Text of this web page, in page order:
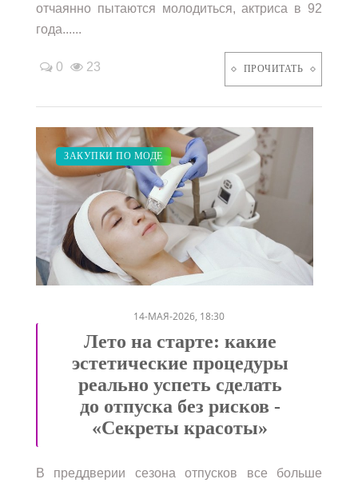
отчаянно пытаются молодиться, актриса в 92
года......
0 23 ПРОЧИТАТЬ
КРАСОТА
/
ЗАКУПКИ ПО МОДЕ
14-МАЯ-2026, 18:30
Лето на старте: какие
эстетические процедуры
реально успеть сделать
до отпуска без рисков -
«Секреты красоты»
В преддверии сезона отпусков все больше